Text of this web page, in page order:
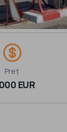
Preț
EUR